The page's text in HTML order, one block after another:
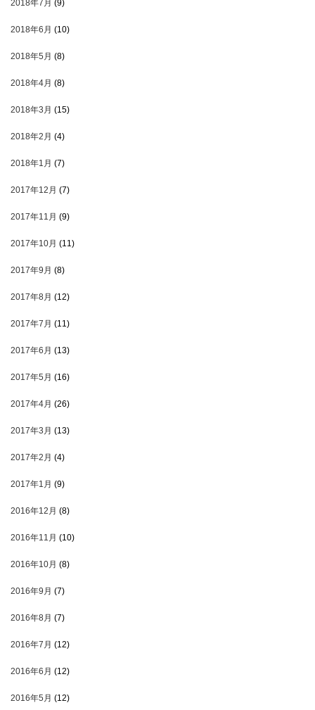
2018年7月 (9)
2018年6月 (10)
2018年5月 (8)
2018年4月 (8)
2018年3月 (15)
2018年2月 (4)
2018年1月 (7)
2017年12月 (7)
2017年11月 (9)
2017年10月 (11)
2017年9月 (8)
2017年8月 (12)
2017年7月 (11)
2017年6月 (13)
2017年5月 (16)
2017年4月 (26)
2017年3月 (13)
2017年2月 (4)
2017年1月 (9)
2016年12月 (8)
2016年11月 (10)
2016年10月 (8)
2016年9月 (7)
2016年8月 (7)
2016年7月 (12)
2016年6月 (12)
2016年5月 (12)